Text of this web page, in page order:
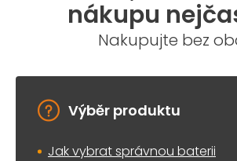
nákupu
Nakupujte bez
Výběr produktu
Jak vybrat správnou baterii